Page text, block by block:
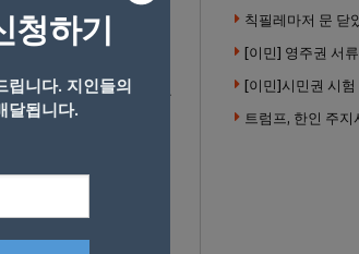
이라고 덧붙였다.
이라 정부의 외교
청하기
립니다. 지인들의
달됩니다.